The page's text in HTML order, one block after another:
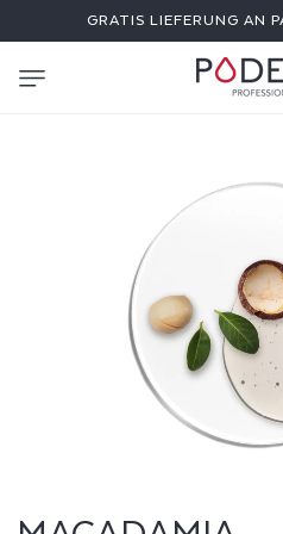
INHALT
GRATIS LIEFERUNG AN